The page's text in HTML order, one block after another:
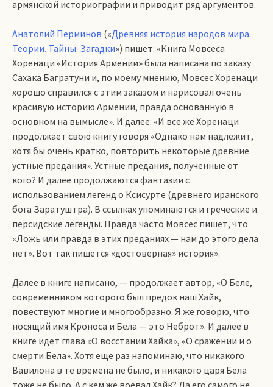
армянской историографии и приводит ряд аргументов.
Анатолий Перминов («Древняя история народов мира.
Теории. Тайны. Загадки») пишет: «Книга Мовсеса
Хоренаци «История Армении» была написана по заказу
Сахака Багратуни и, по моему мнению, Мовсес Хоренаци
хорошо справился с этим заказом и нарисовал очень
красивую историю Армении, правда основанную в
основном на вымысле». И далее: «И все же Хоренаци
продолжает свою книгу говоря «Однако нам надлежит,
хотя бы очень кратко, повторить некоторые древние
устные предания». Устные предания, полученные от
кого? И далее продолжаются фантазии с
использованием легенд о Ксисурте (древнего иранского
бога Заратуштра). В ссылках упоминаются и греческие и
персидские легенды. Правда часто Мовсес пишет, что
«Ложь или правда в этих преданиях — нам до этого дела
нет». Вот так пишется «достоверная» история».
Далее в книге написано, — продолжает автор, «О Беле,
современником которого был предок наш Хайк,
повествуют многие и многообразно. Я же говорю, что
носящий имя Кроноса и Бела — это Неброт». И далее в
книге идет глава «О восстании Хайка», «О сражении и о
смерти Бела». Хотя еще раз напоминаю, что никакого
Вавилона в те времена не было, и никакого царя Бела
тоже не было. А с кем же воевал Хайк? Да его самого не